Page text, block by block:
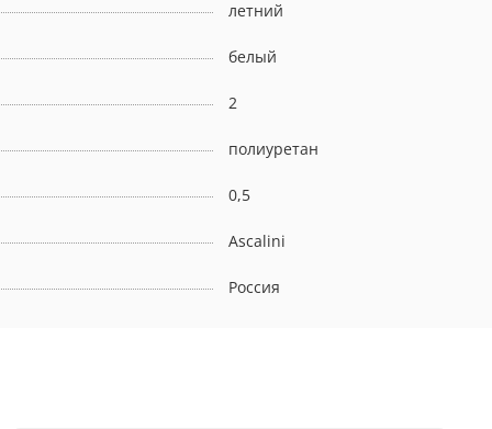
летний
белый
2
полиуретан
0,5
Ascalini
Россия